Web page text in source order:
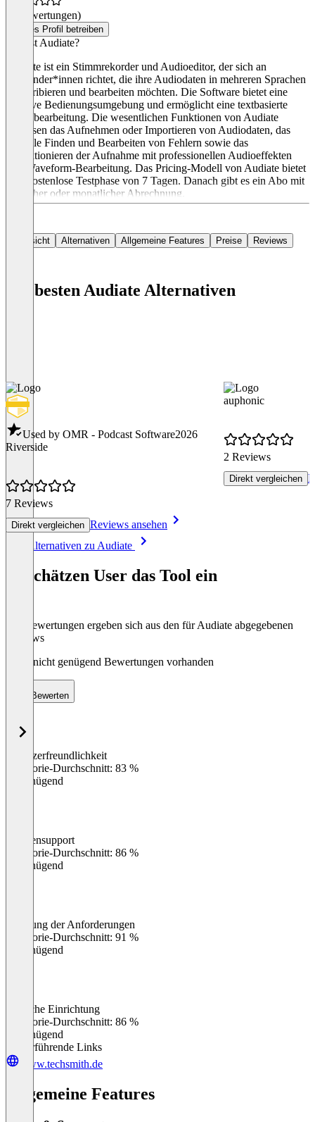
(0 Bewertungen)
Dieses Profil betreiben
Was ist Audiate?
Audiate ist ein Stimmrekorder und Audioeditor, der sich an
Anwender*innen richtet, die ihre Audiodaten in mehreren Sprachen
transkribieren und bearbeiten möchten. Die Software bietet eine
intuitive Bedienungsumgebung und ermöglicht eine textbasierte
Audiobearbeitung. Die wesentlichen Funktionen von Audiate
umfassen das Aufnehmen oder Importieren von Audiodaten, das
schnelle Finden und Bearbeiten von Fehlern sowie das
Perfektionieren der Aufnahme mit professionellen Audioeffekten
und Waveform-Bearbeitung. Das Pricing-Modell von Audiate bietet
eine kostenlose Testphase von 7 Tagen. Danach gibt es ein Abo mit
jährlicher oder monatlicher Abrechnung.
Übersicht Alternativen Allgemeine Features Preise Reviews
Die besten Audiate Alternativen
Used by OMR - Podcast Software2026
Riverside
7 Reviews
Direkt vergleichen Reviews ansehen
auphonic
2 Reviews
Direkt vergleichen
Alle Alternativen zu Audiate
So schätzen User das Tool ein
Die Bewertungen ergeben sich aus den für Audiate abgegebenen
Reviews
Noch nicht genügend Bewertungen vorhanden
Bewerten
Benutzerfreundlichkeit
Kategorie-Durchschnitt: 83 %
Ungenügend
Kundensupport
Kategorie-Durchschnitt: 86 %
Ungenügend
Erfüllung der Anforderungen
Kategorie-Durchschnitt: 91 %
Ungenügend
Einfache Einrichtung
Kategorie-Durchschnitt: 86 %
Ungenügend
Weiterführende Links
www.techsmith.de
Allgemeine Features